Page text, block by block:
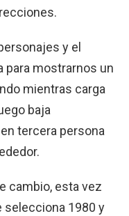
y el
para mostrarnos un
mientras carga
baja
tercera persona
cambio, esta vez
selecciona 1980 y